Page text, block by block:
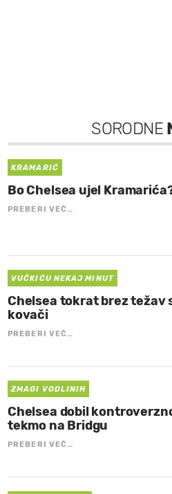
SORODNE
KRAMARIĆ
Bo Chelsea ujel
PREBERI VEČ…
VUČKIĆU NEKAJ MINUT
Chelsea tokrat brez težav
kovači
PREBERI VEČ…
ZMAGI VODLINIH
Chelsea dobil
tekmo na Bridgu
PREBERI VEČ…